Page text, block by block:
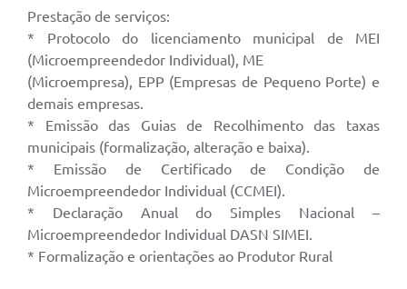
Prestação de serviços:
* Protocolo do licenciamento municipal de MEI
(Microempreendedor Individual), ME
(Microempresa), EPP (Empresas de Pequeno Porte) e
demais empresas.
* Emissão das Guias de Recolhimento das taxas
municipais (formalização, alteração e baixa).
* Emissão de Certificado de Condição de
Microempreendedor Individual (CCMEI).
* Declaração Anual do Simples Nacional –
Microempreendedor Individual DASN SIMEI.
* Formalização e orientações ao Produtor Rural